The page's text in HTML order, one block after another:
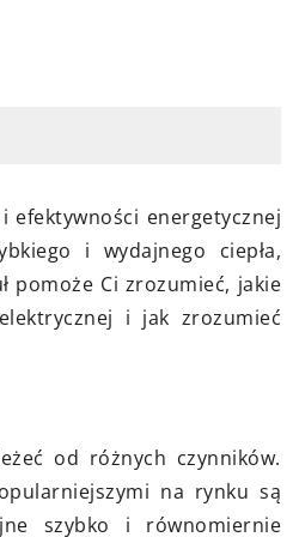
energetycznej
i wydajnego ciepła,
pomoże Ci zrozumieć, jakie
i jak zrozumieć
od różnych czynników.
na rynku są
szybko i równomiernie
nowoczesnych
unikalne sposoby, jak
praktyczne triki i
zdjęcia czekają na Ciebie
artykule.